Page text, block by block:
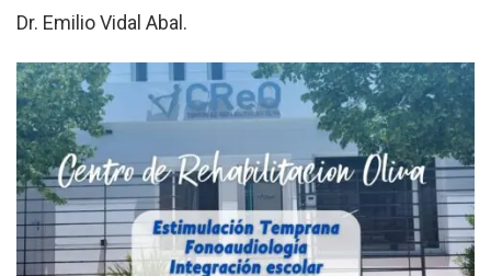
Dr. Emilio Vidal Abal.